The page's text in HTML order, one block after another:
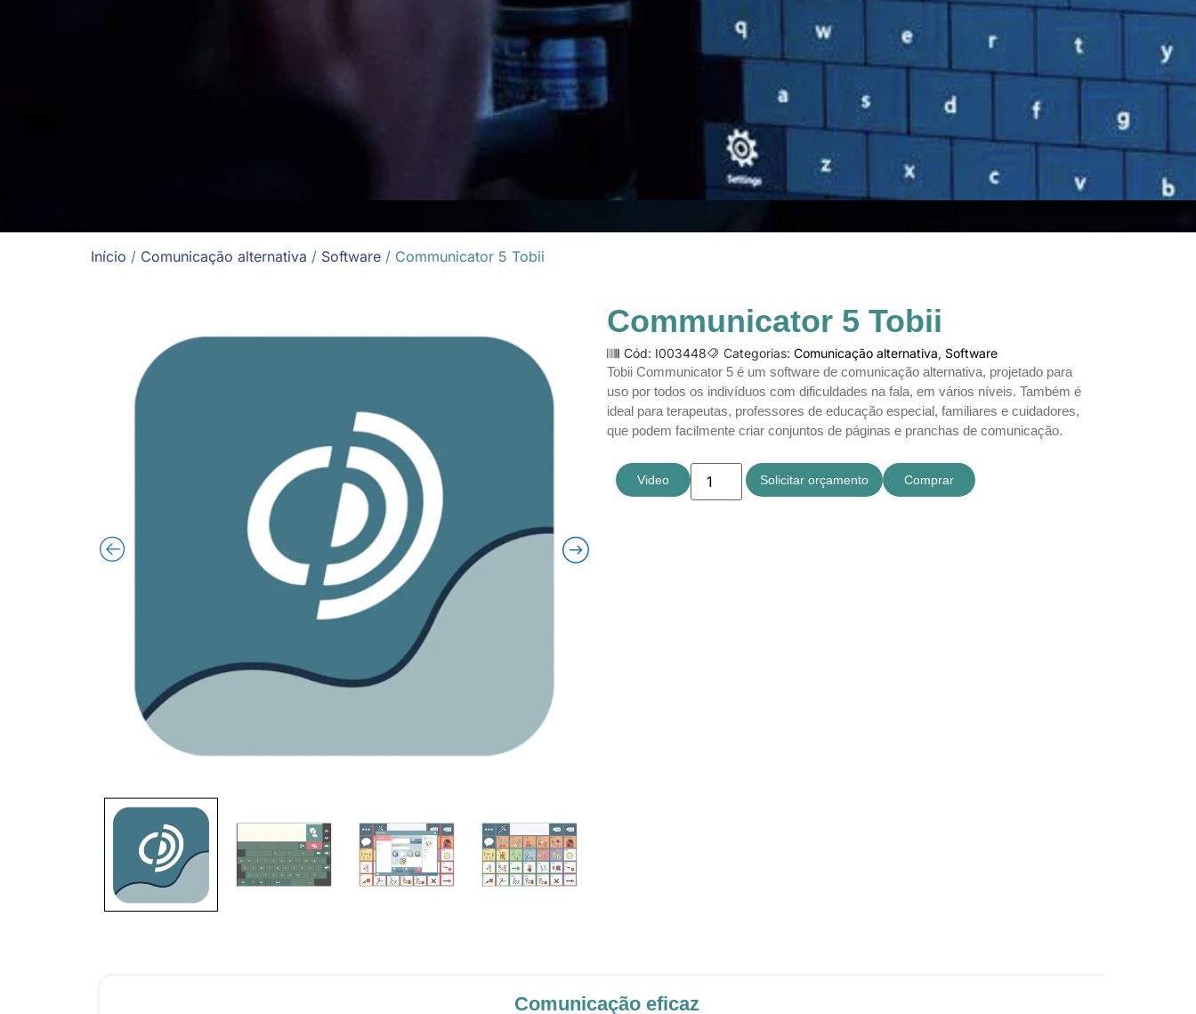
Início / Comunicação alternativa / Software / Communicator 5 Tobii
Communicator 5 Tobii
Cód: I003448 Categorias: Comunicação alternativa, Software
Tobii Communicator 5 é um software de comunicação alternativa, projetado para
uso por todos os indivíduos com dificuldades na fala, em vários níveis. Também é
ideal para terapeutas, professores de educação especial, familiares e cuidadores,
que podem facilmente criar conjuntos de páginas e pranchas de comunicação.
Video Solicitar orçamento Comprar
Comunicação eficaz